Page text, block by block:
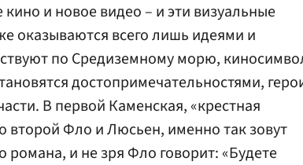
и новое видео – и эти визуальные
оказываются всего лишь идеями и
по Средиземному морю,
достопримечательностями,
В первой Каменская, «крестная
второй Фло и Люсьен, именно так зовут
романа, и не зря Фло говорит: «Будете